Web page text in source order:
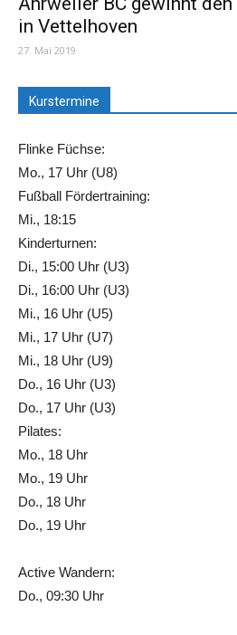
in Vettelhoven
27. Mai 2019
Kurstermine
Flinke Füchse:
Mo., 17 Uhr (U8)
Fußball Fördertraining:
Mi., 18:15
Kinderturnen:
Di., 15:00 Uhr (U3)
Di., 16:00 Uhr (U3)
Mi., 16 Uhr (U5)
Mi., 17 Uhr (U7)
Mi., 18 Uhr (U9)
Do., 16 Uhr (U3)
Do., 17 Uhr (U3)
Pilates:
Mo., 18 Uhr
Mo., 19 Uhr
Do., 18 Uhr
Do., 19 Uhr
Active Wandern:
Do., 09:30 Uhr